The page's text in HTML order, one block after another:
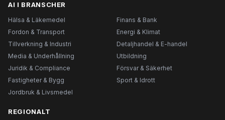
AI I BRANSCHER
Hälsa & Läkemedel
Finans & Bank
Fordon & Transport
Energi & Klimat
Tillverkning & Industri
Detaljhandel & E-handel
Media & Underhållning
Utbildning
Juridik & Compliance
Försvar & Säkerhet
Fastigheter & Bygg
Sport & Idrott
Jordbruk & Livsmedel
REGIONALT